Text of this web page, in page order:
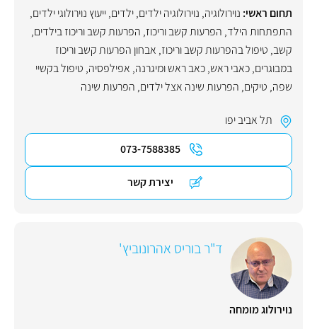
תחום ראשי: נוירולוגיה, נוירולוגיה ילדים,ילדים,ייעוץ נוירולוגי ילדים,
התפתחות הילד, הפרעות קשב וריכוז, הפרעות קשב וריכוז בילדים,
קשב, טיפול בהפרעות קשב וריכוז, אבחון הפרעות קשב וריכוז
במבוגרים,כאבי ראש,כאב ראש ומיגרנה, אפילפסיה, טיפול בקשיי
שפה, טיקים, הפרעות שינה אצל ילדים, הפרעות שינה
תל אביב יפו
073-7588385
יצירת קשר
ד"ר בוריס אהרונוביץ'
נוירולוג מומחה